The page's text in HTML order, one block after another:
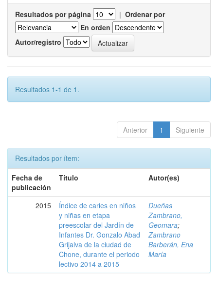
Resultados por página | Ordenar por
En orden
Autor/registro
Resultados 1-1 de 1.
Anterior 1 Siguiente
Resultados por ítem:
Fecha de
publicación
Título Autor(es)
2015
Índice de caries en niños
y niñas en etapa
preescolar del Jardín de
Infantes Dr. Gonzalo Abad
Grijalva de la ciudad de
Chone, durante el periodo
lectivo 2014 a 2015
Dueñas
Zambrano,
Geomara;
Zambrano
Barberán, Ena
María